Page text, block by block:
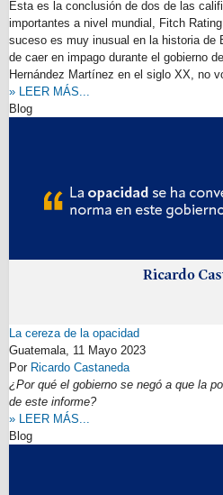
Esta es la conclusión de dos de las
importantes a nivel mundial, Fitch
suceso es muy inusual en la historia de
de caer en impago durante el gobierno
Hernández Martínez en el siglo XX, no
» LEER MÁS...
Blog
La cereza de la opacidad
Guatemala, 11 Mayo 2023
Por Ricardo Castaneda
¿Por qué el gobierno se negó a que la
de este informe?
» LEER MÁS...
Blog